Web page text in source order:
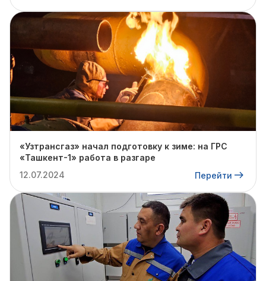
«Узтрансгаз» начал подготовку к зиме: на ГРС
«Ташкент-1» работа в разгаре
12.07.2024
Перейти